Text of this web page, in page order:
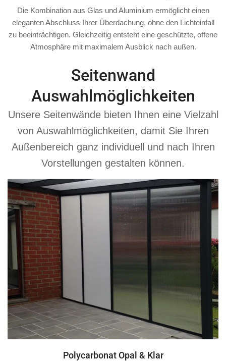
Die Kombination aus Glas und Aluminium ermöglicht einen
eleganten Abschluss Ihrer Überdachung, ohne den Lichteinfall
zu beeinträchtigen. Gleichzeitig entsteht eine geschützte, offene
Atmosphäre mit maximalem Ausblick nach außen.
Seitenwand
Auswahlmöglichkeiten
Unsere Seitenwände bieten Ihnen eine Vielzahl
von Auswahlmöglichkeiten, damit Sie Ihren
Außenbereich ganz individuell und nach Ihren
Vorstellungen gestalten können.
Polycarbonat Opal & Klar